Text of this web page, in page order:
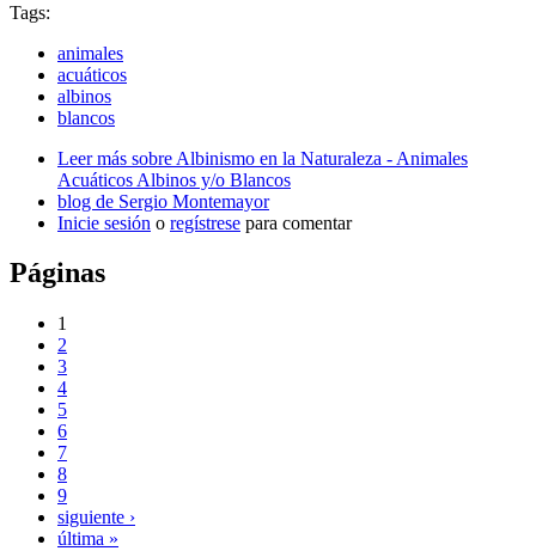
Tags:
animales
acuáticos
albinos
blancos
Leer más sobre Albinismo en la Naturaleza - Animales
Acuáticos Albinos y/o Blancos
blog de Sergio Montemayor
Inicie sesión o regístrese para comentar
Páginas
1
2
3
4
5
6
7
8
9
siguiente ›
última »